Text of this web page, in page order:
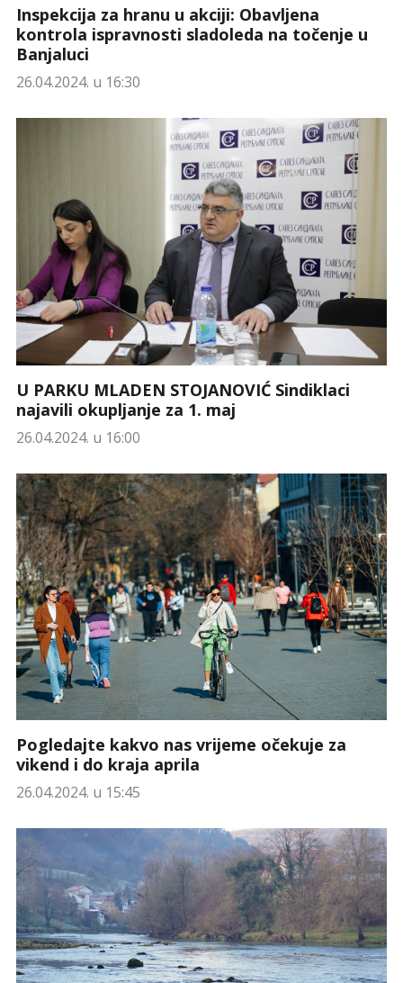
Inspekcija za hranu u akciji: Obavljena
kontrola ispravnosti sladoleda na točenje u
Banjaluci
26.04.2024. u 16:30
U PARKU MLADEN STOJANOVIĆ Sindiklaci
najavili okupljanje za 1. maj
26.04.2024. u 16:00
Pogledajte kakvo nas vrijeme očekuje za
vikend i do kraja aprila
26.04.2024. u 15:45